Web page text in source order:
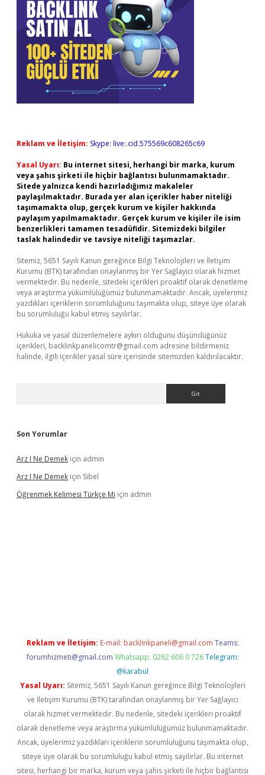
Reklam ve İletişim: Skype: live:.cid.575569c608265c69
Yasal Uyarı: Bu internet sitesi, herhangi bir marka, kurum
veya şahıs şirketi ile hiçbir bağlantısı bulunmamaktadır.
Sitede yalnızca kendi hazırladığımız makaleler
paylaşılmaktadır. Burada yer alan içerikler haber niteliği
taşımamakta olup, gerçek kurum ve kişiler hakkında
paylaşım yapılmamaktadır. Gerçek kurum ve kişiler ile isim
benzerlikleri tamamen tesadüfidir. Sitemizdeki bilgiler
taslak halindedir ve tavsiye niteliği taşımazlar.
Sitemiz, 5651 Sayılı Kanun gereğince Bilgi Teknolojileri ve İletişim
Kurumu (BTK) tarafından onaylanmış bir Yer Sağlayıcı olarak hizmet
vermektedir. Bu nedenle, sitedeki içerikleri proaktif olarak denetleme
veya araştırma yükümlülüğümüz bulunmamaktadır. Ancak, üyelerimiz
yazdıkları içeriklerin sorumluluğunu taşımakta olup, siteye üye olarak
bu sorumluluğu kabul etmiş sayılırlar.
Hukuka ve yasal düzenlemelere aykırı olduğunu düşündüğünüz
içerikleri, backlinkpanelicomtr@gmail.com adresine bildirmeniz
halinde, ilgili içerikler yasal süre içerisinde sitemizden kaldırılacaktır.
Son Yorumlar
Arz I Ne Demek için admin
Arz I Ne Demek için Sibel
Öğrenmek Kelimesi Türkçe Mi için admin
Reklam ve İletişim: E-mail: backlinkpaneli@gmail.com Teams:
forumhizmeti@gmail.com Whatsapp: 0262 606 0 726 Telegram:
@karabul
Yasal Uyarı: Sitemiz, 5651 Sayılı Kanun gereğince Bilgi Teknolojileri
ve İletişim Kurumu (BTK) tarafından onaylanmış bir Yer Sağlayıcı
olarak hizmet vermektedir. Bu nedenle, sitedeki içerikleri proaktif
olarak denetleme veya araştırma yükümlülüğümüz bulunmamaktadır.
Ancak, üyelerimiz yazdıkları içeriklerin sorumluluğunu taşımakta olup,
siteye üye olarak bu sorumluluğu kabul etmiş sayılırlar. Bu internet
sitesi, herhangi bir marka, kurum veya şahıs şirketi ile hiçbir bağlantısı